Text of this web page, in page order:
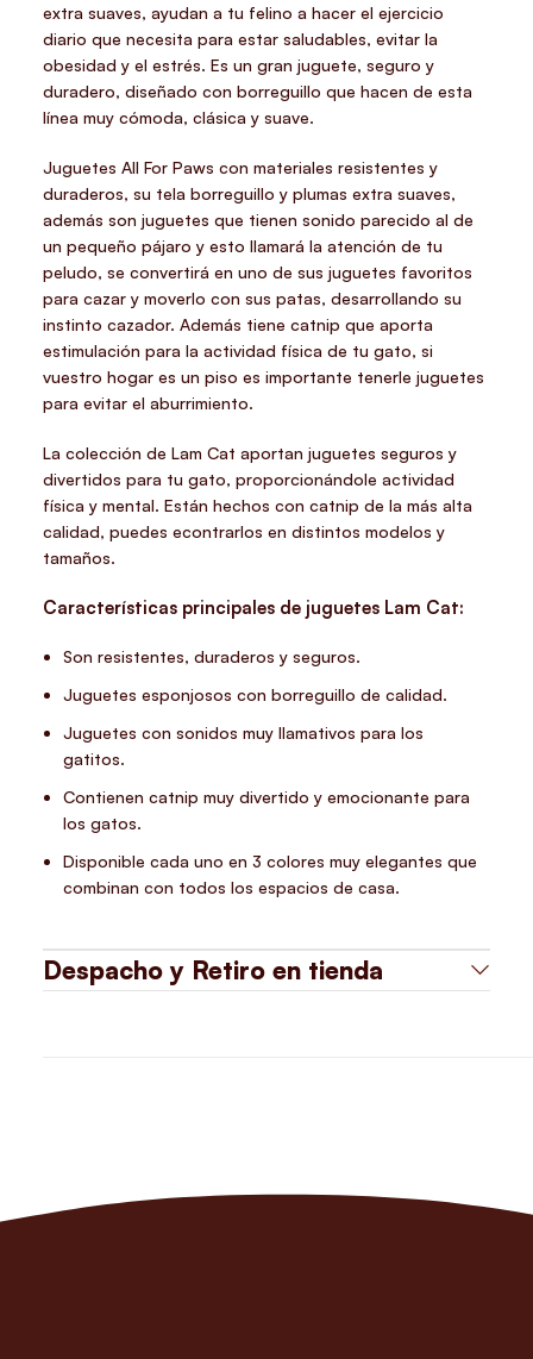
extra suaves, ayudan a tu felino a hacer el ejercicio
diario que necesita para estar saludables, evitar la
obesidad y el estrés. Es un gran juguete, seguro y
duradero, diseñado con borreguillo que hacen de esta
línea muy cómoda, clásica y suave.
Juguetes All For Paws con materiales resistentes y
duraderos, su tela borreguillo y plumas extra suaves,
además son juguetes que tienen sonido parecido al de
un pequeño pájaro y esto llamará la atención de tu
peludo, se convertirá en uno de sus juguetes favoritos
para cazar y moverlo con sus patas, desarrollando su
instinto cazador. Además tiene catnip que aporta
estimulación para la actividad física de tu gato, si
vuestro hogar es un piso es importante tenerle juguetes
para evitar el aburrimiento.
La colección de Lam Cat aportan juguetes seguros y
divertidos para tu gato, proporcionándole actividad
física y mental. Están hechos con catnip de la más alta
calidad, puedes econtrarlos en distintos modelos y
tamaños.
Características principales de juguetes Lam Cat:
Son resistentes, duraderos y seguros.
Juguetes esponjosos con borreguillo de calidad.
Juguetes con sonidos muy llamativos para los
gatitos.
Contienen catnip muy divertido y emocionante para
los gatos.
Disponible cada uno en 3 colores muy elegantes que
combinan con todos los espacios de casa.
Despacho y Retiro en tienda